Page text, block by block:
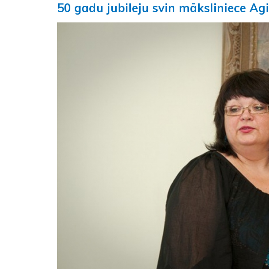
50 gadu jubileju svin māksliniece